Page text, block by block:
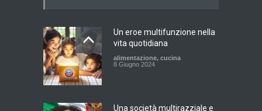
Un eroe multifunzione nella
vita quotidiana
alimentazione, cucina
8 Giugno 2024
Una società multirazziale e